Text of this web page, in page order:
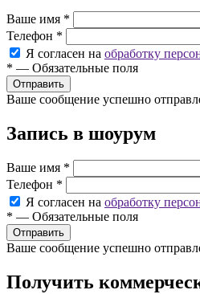
Ваше имя *
Телефон *
Я согласен на обработку
* — Обязательные поля
Ваше сообщение успешно
Запись в шоурум
Ваше имя *
Телефон *
Я согласен на обработку
* — Обязательные поля
Ваше сообщение успешно
Получить